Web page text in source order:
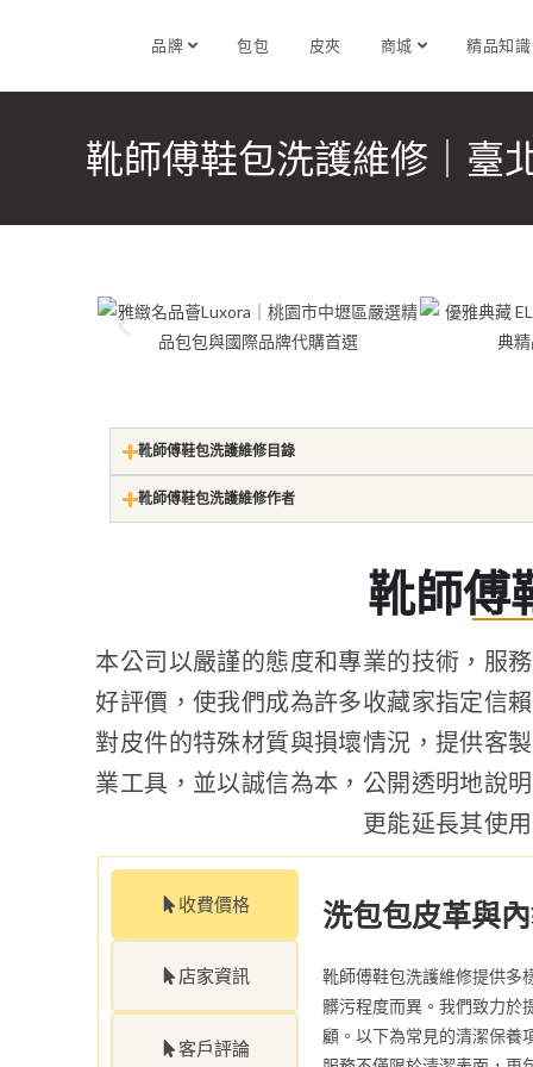
品牌 包包 皮夾 商城 精品知
靴師傅鞋包洗護維修｜臺
靴師傅鞋包洗護維修目錄
靴師傅鞋包洗護維修作者
靴師傅
本公司以嚴謹的態度和專業的技術，服
好評價，使我們成為許多收藏家指定信
對皮件的特殊材質與損壞情況，提供客
業工具，並以誠信為本，公開透明地說
更能延長其使
收費價格
店家資訊
客戶評論
洗包包皮革與
靴師傅鞋包洗護維修提供多
髒污程度而異。我們致力於
顧。以下為常見的清潔保養